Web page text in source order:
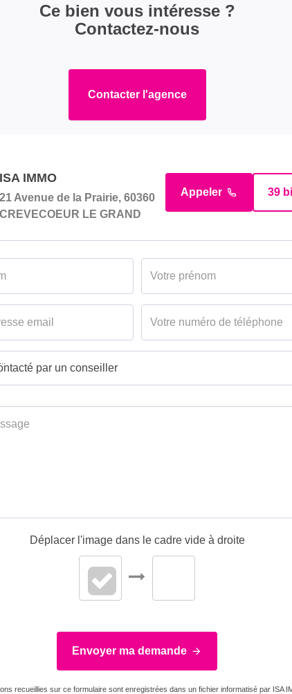
Ce bien vous intéresse ?
Contactez-nous
Contacter l'agence
IMMO
21 Avenue de la Prairie, 60360
LE GRAND
Appeler 39
Déplacer l'image dans le cadre vide à droite
Envoyer ma demande
recueillies sur ce formulaire sont enregistrées dans un fichier informatisé par ISA